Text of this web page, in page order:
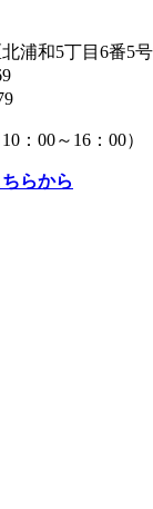
浦和5丁目6番5
：00～16：00）
らから